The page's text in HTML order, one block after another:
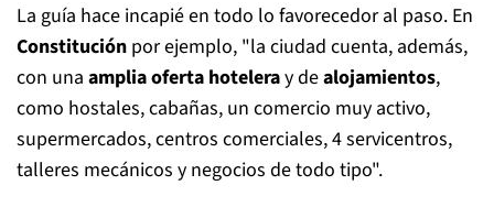
La guía hace incapié en todo lo favorecedor al paso. En
Constitución por ejemplo, "la ciudad cuenta, además,
con una amplia oferta hoteleray dealojamientos,
como hostales, cabañas, un comercio muy activo,
supermercados, centros comerciales, 4 servicentros,
talleres mecánicos y negocios de todo tipo".